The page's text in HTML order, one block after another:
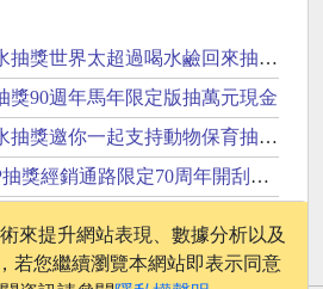
獎世界太超過喝水鹼回來抽iPhone17
獎90週年馬年限定版抽萬元現金
邀你一起支持動物保育抽2萬元旅遊金
經銷通路限定70周年開刮抽復古純金金幣
來提升網站表現、數據分析以及
若您繼續瀏覽本網站即表示同意